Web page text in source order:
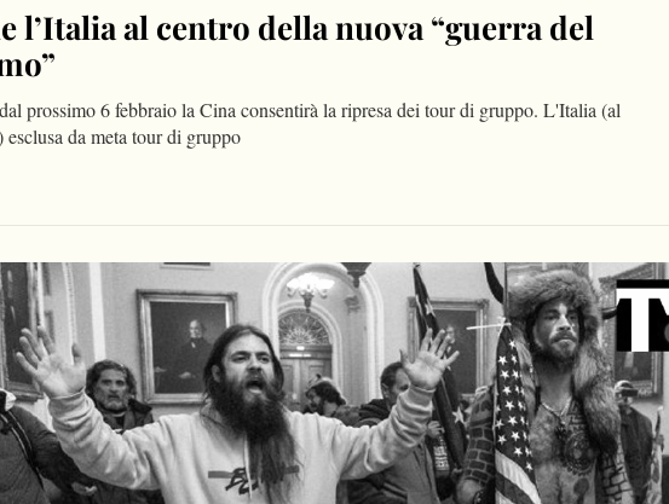
l’Italia al centro della nuova “guerra del
prossimo 6 febbraio la Cina consentirà la ripresa dei tour di gruppo. L'Italia (al
esclusa da meta tour di gruppo